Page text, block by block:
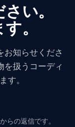
い。
。
お知らせくださ
を扱うコーディ
す。
らの返信です。